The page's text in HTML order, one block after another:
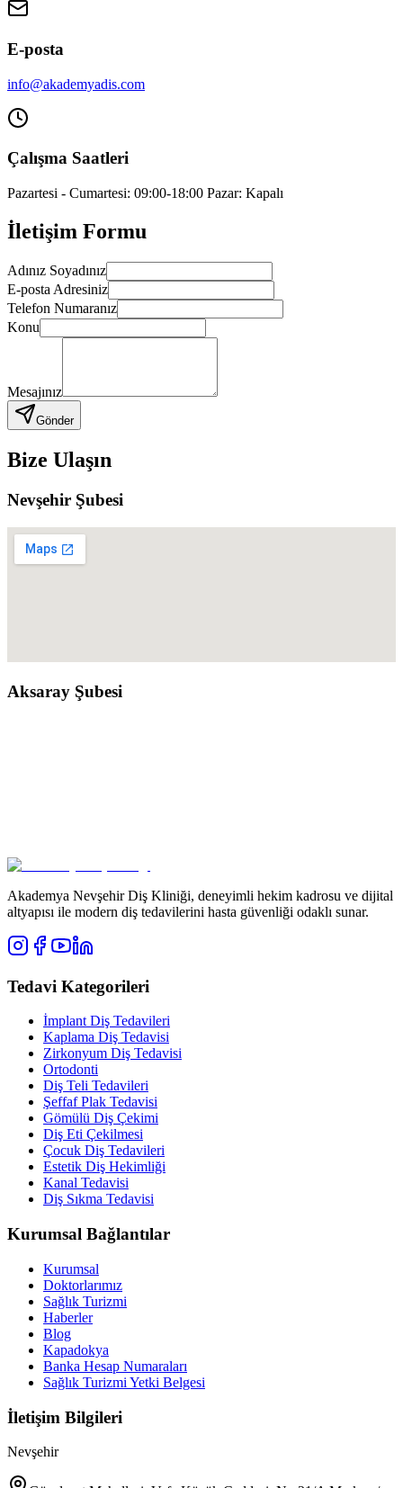
E-posta
info@akademyadis.com
Çalışma Saatleri
Pazartesi - Cumartesi: 09:00-18:00 Pazar: Kapalı
İletişim Formu
Adınız Soyadınız
E-posta Adresiniz
Telefon Numaranız
Konu
Mesajınız
Gönder
Bize Ulaşın
Nevşehir Şubesi
Aksaray Şubesi
Akademya Nevşehir Diş Kliniği, deneyimli hekim kadrosu ve dijital
altyapısı ile modern diş tedavilerini hasta güvenliği odaklı sunar.
Tedavi Kategorileri
İmplant Diş Tedavileri
Kaplama Diş Tedavisi
Zirkonyum Diş Tedavisi
Ortodonti
Diş Teli Tedavileri
Şeffaf Plak Tedavisi
Gömülü Diş Çekimi
Diş Eti Çekilmesi
Çocuk Diş Tedavileri
Estetik Diş Hekimliği
Kanal Tedavisi
Diş Sıkma Tedavisi
Kurumsal Bağlantılar
Kurumsal
Doktorlarımız
Sağlık Turizmi
Haberler
Blog
Kapadokya
Banka Hesap Numaraları
Sağlık Turizmi Yetki Belgesi
İletişim Bilgileri
Nevşehir